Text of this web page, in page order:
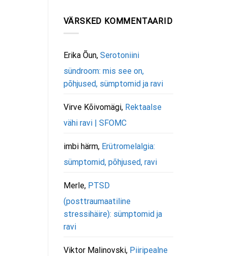
VÄRSKED KOMMENTAARID
Erika Õun, Serotoniini
sündroom: mis see on,
põhjused, sümptomid ja ravi
Virve Kõivomägi, Rektaalse
vähi ravi | SFOMC
imbi härm, Erütromelalgia:
sümptomid, põhjused, ravi
Merle, PTSD
(posttraumaatiline
stressihäire): sümptomid ja
ravi
Viktor Malinovski, Piiripealne